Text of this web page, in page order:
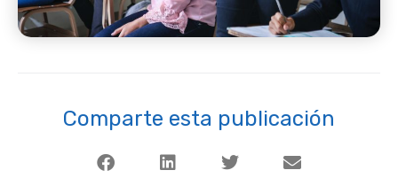
Comparte esta publicación